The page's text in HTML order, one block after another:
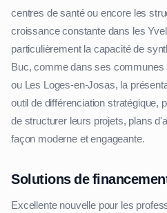
centres de santé ou encore les
croissance constante dans les
particulièrement la capacité de
Buc, comme dans ses
ou Les Loges-en-Josas, la
outil de différenciation stratégique,
de structurer leurs projets, plans
façon moderne et engageante.
Solutions de
Excellente nouvelle pour les